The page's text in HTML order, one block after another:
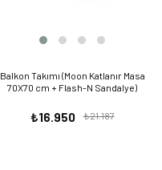
Balkon Takımı (Moon Katlanır Masa
70X70 cm + Flash-N Sandalye)
₺16.950 ₺21.187